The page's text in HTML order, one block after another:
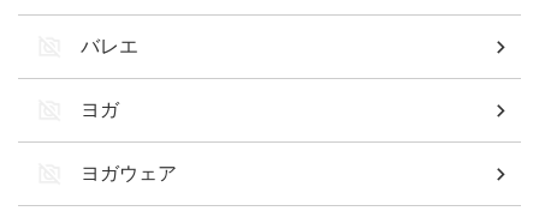
バレエ
ヨガ
ヨガウェア